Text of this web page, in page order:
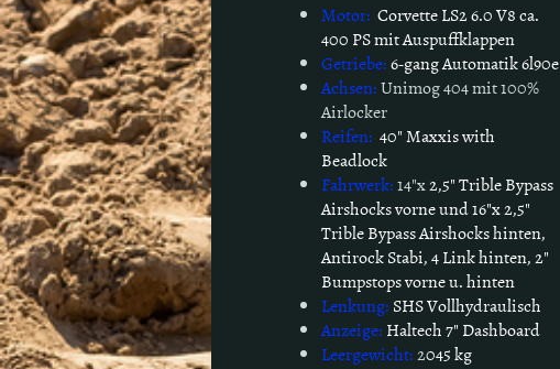
Motor: Corvette LS2 6.0 V8 ca.
400 PS mit Auspuffklappen
Getriebe:6-gang Automatik 6l90e
Achsen:Unimog 404 mit 100%
Airlocker
Reifen: 40" Maxxis with
Beadlock
Fahrwerk:14"x2,5" Trible Bypass
Airshocks vorne und 16"x 2,5"
Trible Bypass Airshocks hinten,
Antirock Stabi, 4 Link hinten, 2"
Bumpstops vorne u. hinten
Lenkung: SHS Vollhydraulisch
Anzeige: Haltech 7" Dashboard
Leergewicht:2045 kg